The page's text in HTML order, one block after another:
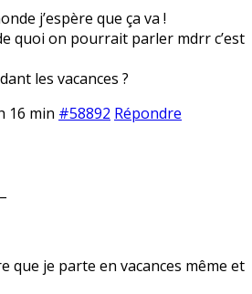
j’espère que ça va !
quoi on pourrait parler mdrr c’est
les vacances ?
16 min #58892 Répondre
que je parte en vacances même et